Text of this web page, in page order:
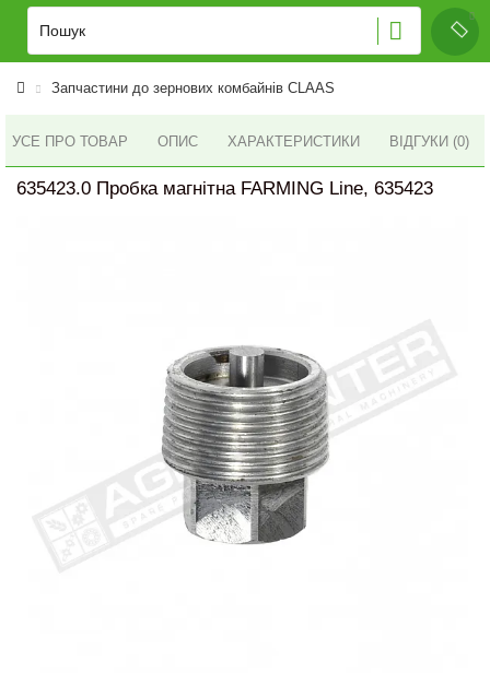
Запчастини до зернових комбайнів CLAAS
УСЕ ПРО ТОВАР ОПИС ХАРАКТЕРИСТИКИ ВІДГУКИ (0)
635423.0 Пробка магнітна FARMING Line, 635423